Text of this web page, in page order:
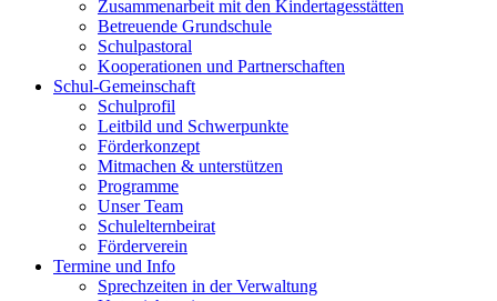
Zusammenarbeit mit den Kindertagesstätten
Betreuende Grundschule
Schulpastoral
Kooperationen und Partnerschaften
Schul-Gemeinschaft
Schulprofil
Leitbild und Schwerpunkte
Förderkonzept
Mitmachen & unterstützen
Programme
Unser Team
Schulelternbeirat
Förderverein
Termine und Info
Sprechzeiten in der Verwaltung